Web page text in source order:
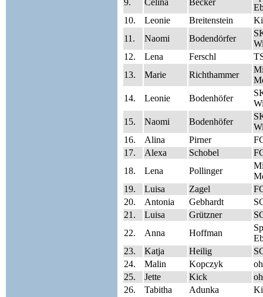
9.
Celina Becker
10.
Leonie Breitenstein
11.
Naomi Bodendörfer
12.
Lena Ferschl
13.
Marie Richthammer
14.
Leonie Bodenhöfer
15.
Naomi Bodenhöfer
16.
Alina Pirner
17.
Alexa Schobel
18.
Lena Pollinger
19.
Luisa Zagel
20.
Antonia Gebhardt
21.
Luisa Grützner
22.
Anna Hoffman
23.
Katja Heilig
24.
Malin Kopczyk
25.
Jette Kick
26.
Tabitha Adunka